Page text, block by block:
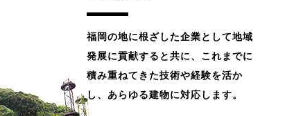
福岡の地に根ざした企業として地域
発展に貢献すると共に、これまでに
積み重ねてきた技術や経験を活か
し、あらゆる建物に対応します。